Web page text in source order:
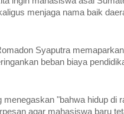
menjaga nama baik
Syaputra
beban biaya
"bahwa hidup di
agar mahasiswa baru